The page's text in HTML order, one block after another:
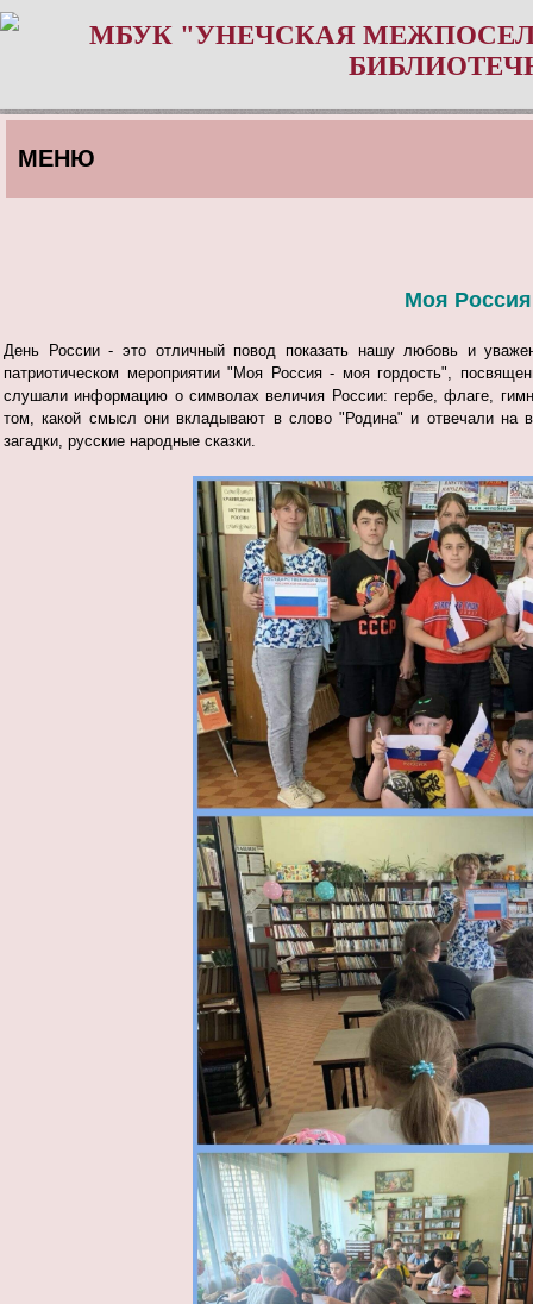
МБУК "УНЕЧСКАЯ
МЕНЮ
Моя
День России - это отличный повод показать нашу любовь и
патриотическом мероприятии "Моя Россия - моя гордость",
слушали информацию о символах величия России: гербе, флаге,
том, какой смысл они вкладывают в слово "Родина" и отвечали на
загадки, русские народные сказки.